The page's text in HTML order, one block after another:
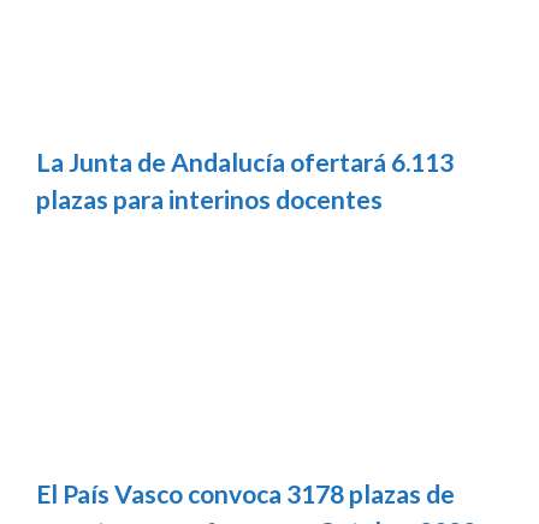
La Junta de Andalucía ofertará 6.113
plazas para interinos docentes
El País Vasco convoca 3178 plazas de